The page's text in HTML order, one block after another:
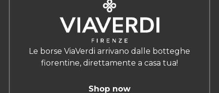
Le borse ViaVerdi arrivano dalle botteghe
fiorentine, direttamente a casa tua!
Shop now